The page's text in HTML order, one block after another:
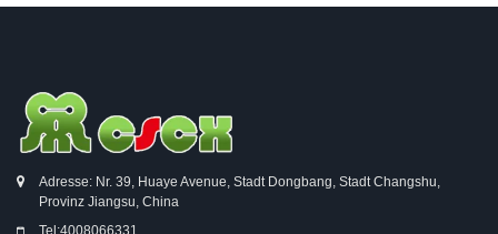
Adresse: Nr. 39, Huaye Avenue, Stadt Dongbang, Stadt Changshu,
Provinz Jiangsu, China
Tel:4008066331